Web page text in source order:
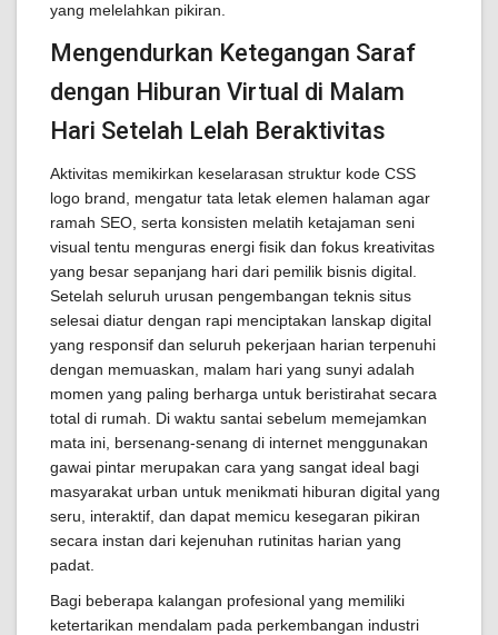
yang melelahkan pikiran.
Mengendurkan Ketegangan Saraf
dengan Hiburan Virtual di Malam
Hari Setelah Lelah Beraktivitas
Aktivitas memikirkan keselarasan struktur kode CSS
logo brand, mengatur tata letak elemen halaman agar
ramah SEO, serta konsisten melatih ketajaman seni
visual tentu menguras energi fisik dan fokus kreativitas
yang besar sepanjang hari dari pemilik bisnis digital.
Setelah seluruh urusan pengembangan teknis situs
selesai diatur dengan rapi menciptakan lanskap digital
yang responsif dan seluruh pekerjaan harian terpenuhi
dengan memuaskan, malam hari yang sunyi adalah
momen yang paling berharga untuk beristirahat secara
total di rumah. Di waktu santai sebelum memejamkan
mata ini, bersenang-senang di internet menggunakan
gawai pintar merupakan cara yang sangat ideal bagi
masyarakat urban untuk menikmati hiburan digital yang
seru, interaktif, dan dapat memicu kesegaran pikiran
secara instan dari kejenuhan rutinitas harian yang
padat.
Bagi beberapa kalangan profesional yang memiliki
ketertarikan mendalam pada perkembangan industri